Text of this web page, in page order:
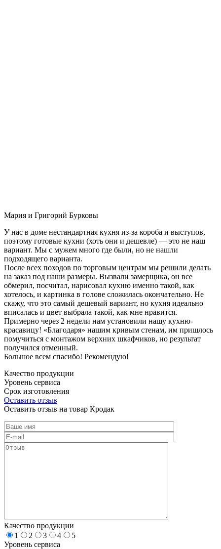
Мария и Григорий Бурковы
У нас в доме нестандартная кухня из-за короба и выступов,
поэтому готовые кухни (хоть они и дешевле) — это не наш
вариант. Мы с мужем много где были, но не нашли
подходящего варианта.
После всех походов по торговым центрам мы решили делать
на заказ под наши размеры. Вызвали замерщика, он все
обмерил, посчитал, нарисовал кухню именно такой, как
хотелось, и картинка в голове сложилась окончательно. Не
скажу, что это самый дешевый вариант, но кухня идеально
вписалась и цвет выбрала такой, как мне нравится.
Примерно через 2 недели нам установили нашу кухню-
красавицу! «Благодаря» нашим кривым стенам, им пришлось
помучиться с монтажом верхних шкафчиков, но результат
получился отменный.
Большое всем спасибо! Рекомендую!
Качество продукции
Уровень сервиса
Срок изготовления
Оставить отзыв
Оставить отзыв на товар Кродак
Качество продукции
1
2 3 4
5
Уровень сервиса